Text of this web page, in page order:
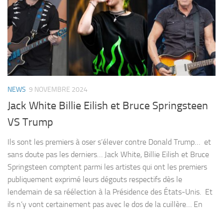
NEWS 9 NOVEMBRE 2024
Jack White Billie Eilish et Bruce Springsteen
VS Trump
Ils sont les premiers à oser s’élever contre Donald Trump… et
sans doute pas les derniers… Jack White, Billie Eilish et Bruce
Springsteen comptent parmi les artistes qui ont les premiers
publiquement exprimé leurs dégouts respectifs dès le
lendemain de sa réélection à la Présidence des États-Unis. Et
ils n’y vont certainement pas avec le dos de la cuillère… En